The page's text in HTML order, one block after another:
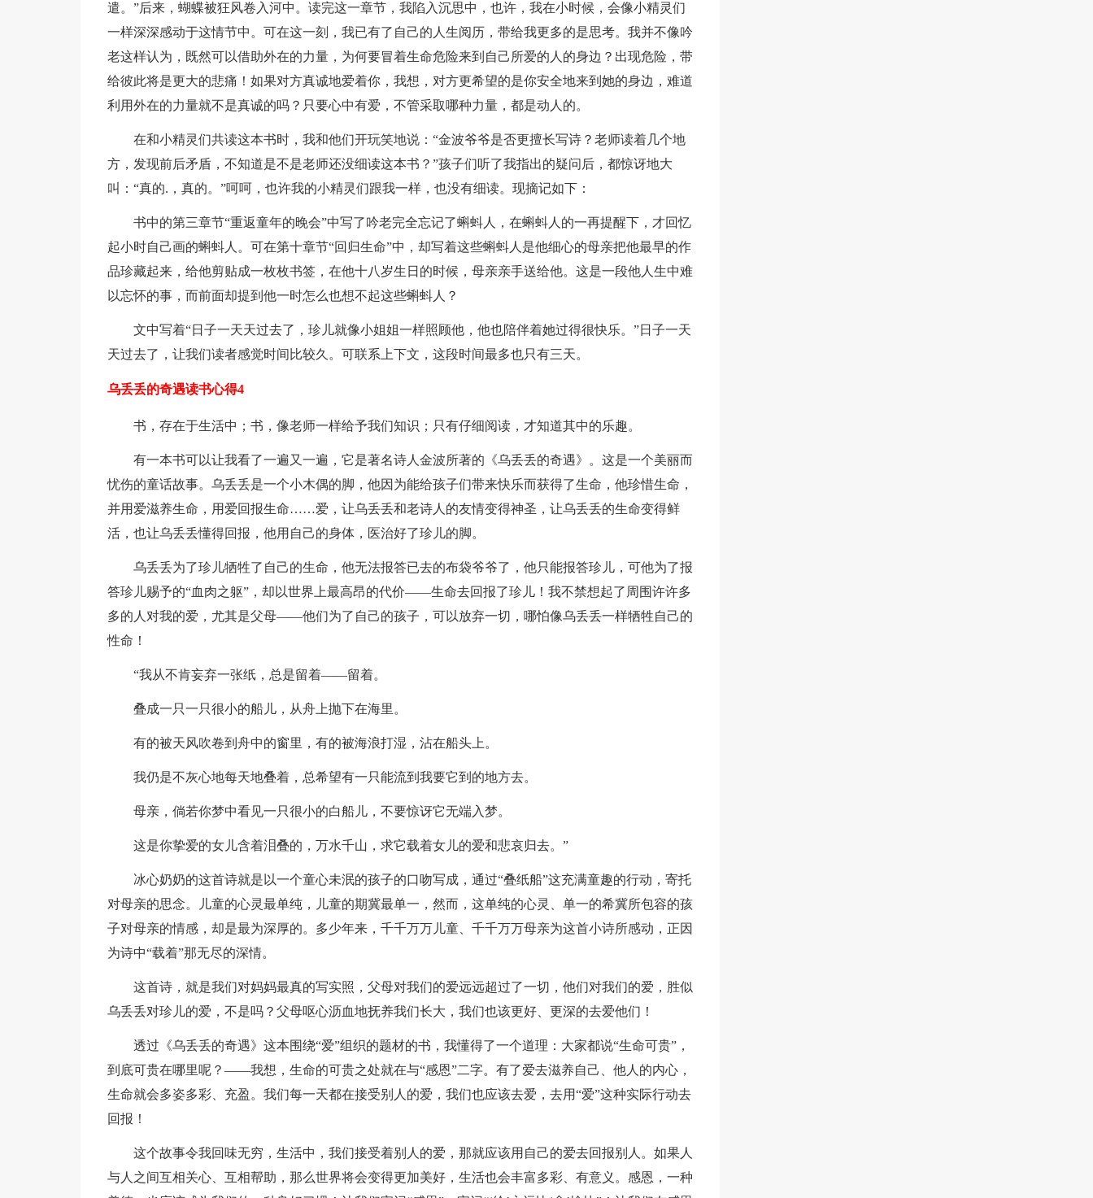
遣。”后来，蝴蝶被狂风卷入河中。读完这一章节，我陷入沉思中，也许，我在小时候，会像小精灵们
一样深深感动于这情节中。可在这一刻，我已有了自己的人生阅历，带给我更多的是思考。我并不像吟
老这样认为，既然可以借助外在的力量，为何要冒着生命危险来到自己所爱的人的身边？出现危险，带
给彼此将是更大的悲痛！如果对方真诚地爱着你，我想，对方更希望的是你安全地来到她的身边，难道
利用外在的力量就不是真诚的吗？只要心中有爱，不管采取哪种力量，都是动人的。
在和小精灵们共读这本书时，我和他们开玩笑地说：“金波爷爷是否更擅长写诗？老师读着几个地
方，发现前后矛盾，不知道是不是老师还没细读这本书？”孩子们听了我指出的疑问后，都惊讶地大
叫：“真的.，真的。”呵呵，也许我的小精灵们跟我一样，也没有细读。现摘记如下：
书中的第三章节“重返童年的晚会”中写了吟老完全忘记了蝌蚪人，在蝌蚪人的一再提醒下，才回忆
起小时自己画的蝌蚪人。可在第十章节“回归生命”中，却写着这些蝌蚪人是他细心的母亲把他最早的作
品珍藏起来，给他剪贴成一枚枚书签，在他十八岁生日的时候，母亲亲手送给他。这是一段他人生中难
以忘怀的事，而前面却提到他一时怎么也想不起这些蝌蚪人？
文中写着“日子一天天过去了，珍儿就像小姐姐一样照顾他，他也陪伴着她过得很快乐。”日子一天
天过去了，让我们读者感觉时间比较久。可联系上下文，这段时间最多也只有三天。
乌丢丢的奇遇读书心得4
书，存在于生活中；书，像老师一样给予我们知识；只有仔细阅读，才知道其中的乐趣。
有一本书可以让我看了一遍又一遍，它是著名诗人金波所著的《乌丢丢的奇遇》。这是一个美丽而
忧伤的童话故事。乌丢丢是一个小木偶的脚，他因为能给孩子们带来快乐而获得了生命，他珍惜生命，
并用爱滋养生命，用爱回报生命……爱，让乌丢丢和老诗人的友情变得神圣，让乌丢丢的生命变得鲜
活，也让乌丢丢懂得回报，他用自己的身体，医治好了珍儿的脚。
乌丢丢为了珍儿牺牲了自己的生命，他无法报答已去的布袋爷爷了，他只能报答珍儿，可他为了报
答珍儿赐予的“血肉之躯”，却以世界上最高昂的代价——生命去回报了珍儿！我不禁想起了周围许许多
多的人对我的爱，尤其是父母——他们为了自己的孩子，可以放弃一切，哪怕像乌丢丢一样牺牲自己的
性命！
“我从不肯妄弃一张纸，总是留着——留着。
叠成一只一只很小的船儿，从舟上抛下在海里。
有的被天风吹卷到舟中的窗里，有的被海浪打湿，沾在船头上。
我仍是不灰心地每天地叠着，总希望有一只能流到我要它到的地方去。
母亲，倘若你梦中看见一只很小的白船儿，不要惊讶它无端入梦。
这是你挚爱的女儿含着泪叠的，万水千山，求它载着女儿的爱和悲哀归去。”
冰心奶奶的这首诗就是以一个童心未泯的孩子的口吻写成，通过“叠纸船”这充满童趣的行动，寄托
对母亲的思念。儿童的心灵最单纯，儿童的期冀最单一，然而，这单纯的心灵、单一的希冀所包容的孩
子对母亲的情感，却是最为深厚的。多少年来，千千万万儿童、千千万万母亲为这首小诗所感动，正因
为诗中“载着”那无尽的深情。
这首诗，就是我们对妈妈最真的写实照，父母对我们的爱远远超过了一切，他们对我们的爱，胜似
乌丢丢对珍儿的爱，不是吗？父母呕心沥血地抚养我们长大，我们也该更好、更深的去爱他们！
透过《乌丢丢的奇遇》这本围绕“爱”组织的题材的书，我懂得了一个道理：大家都说“生命可贵”，
到底可贵在哪里呢？——我想，生命的可贵之处就在与“感恩”二字。有了爱去滋养自己、他人的内心，
生命就会多姿多彩、充盈。我们每一天都在接受别人的爱，我们也应该去爱，去用“爱”这种实际行动去
回报！
这个故事令我回味无穷，生活中，我们接受着别人的爱，那就应该用自己的爱去回报别人。如果人
与人之间互相关心、互相帮助，那么世界将会变得更加美好，生活也会丰富多彩、有意义。感恩，一种